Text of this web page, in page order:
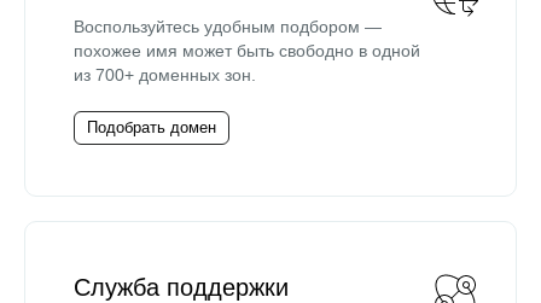
Воспользуйтесь удобным подбором —
похожее имя может быть свободно в одной
из 700+ доменных зон.
Подобрать домен
Служба поддержки